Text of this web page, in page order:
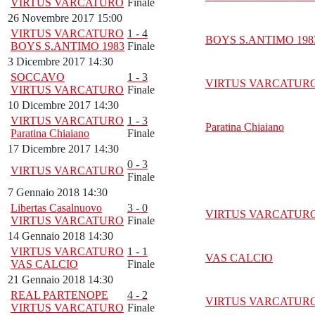
VIRTUS VARCATURO Finale
26 Novembre 2017 15:00
VIRTUS VARCATURO
BOYS S.ANTIMO 1983
1 - 4
Finale
BOYS S.ANTIMO
3 Dicembre 2017 14:30
SOCCAVO
VIRTUS VARCATURO
1 - 3
Finale
VIRTUS
10 Dicembre 2017 14:30
VIRTUS VARCATURO
Paratina Chiaiano
1 - 3
Finale
Paratina Chiaiano
17 Dicembre 2017 14:30
VIRTUS VARCATURO
0 - 3
Finale
7 Gennaio 2018 14:30
Libertas Casalnuovo
VIRTUS VARCATURO
3 - 0
Finale
VIRTUS
14 Gennaio 2018 14:30
VIRTUS VARCATURO
VAS CALCIO
1 - 1
Finale
VAS CALCIO
21 Gennaio 2018 14:30
REAL PARTENOPE
VIRTUS VARCATURO
4 - 2
Finale
VIRTUS